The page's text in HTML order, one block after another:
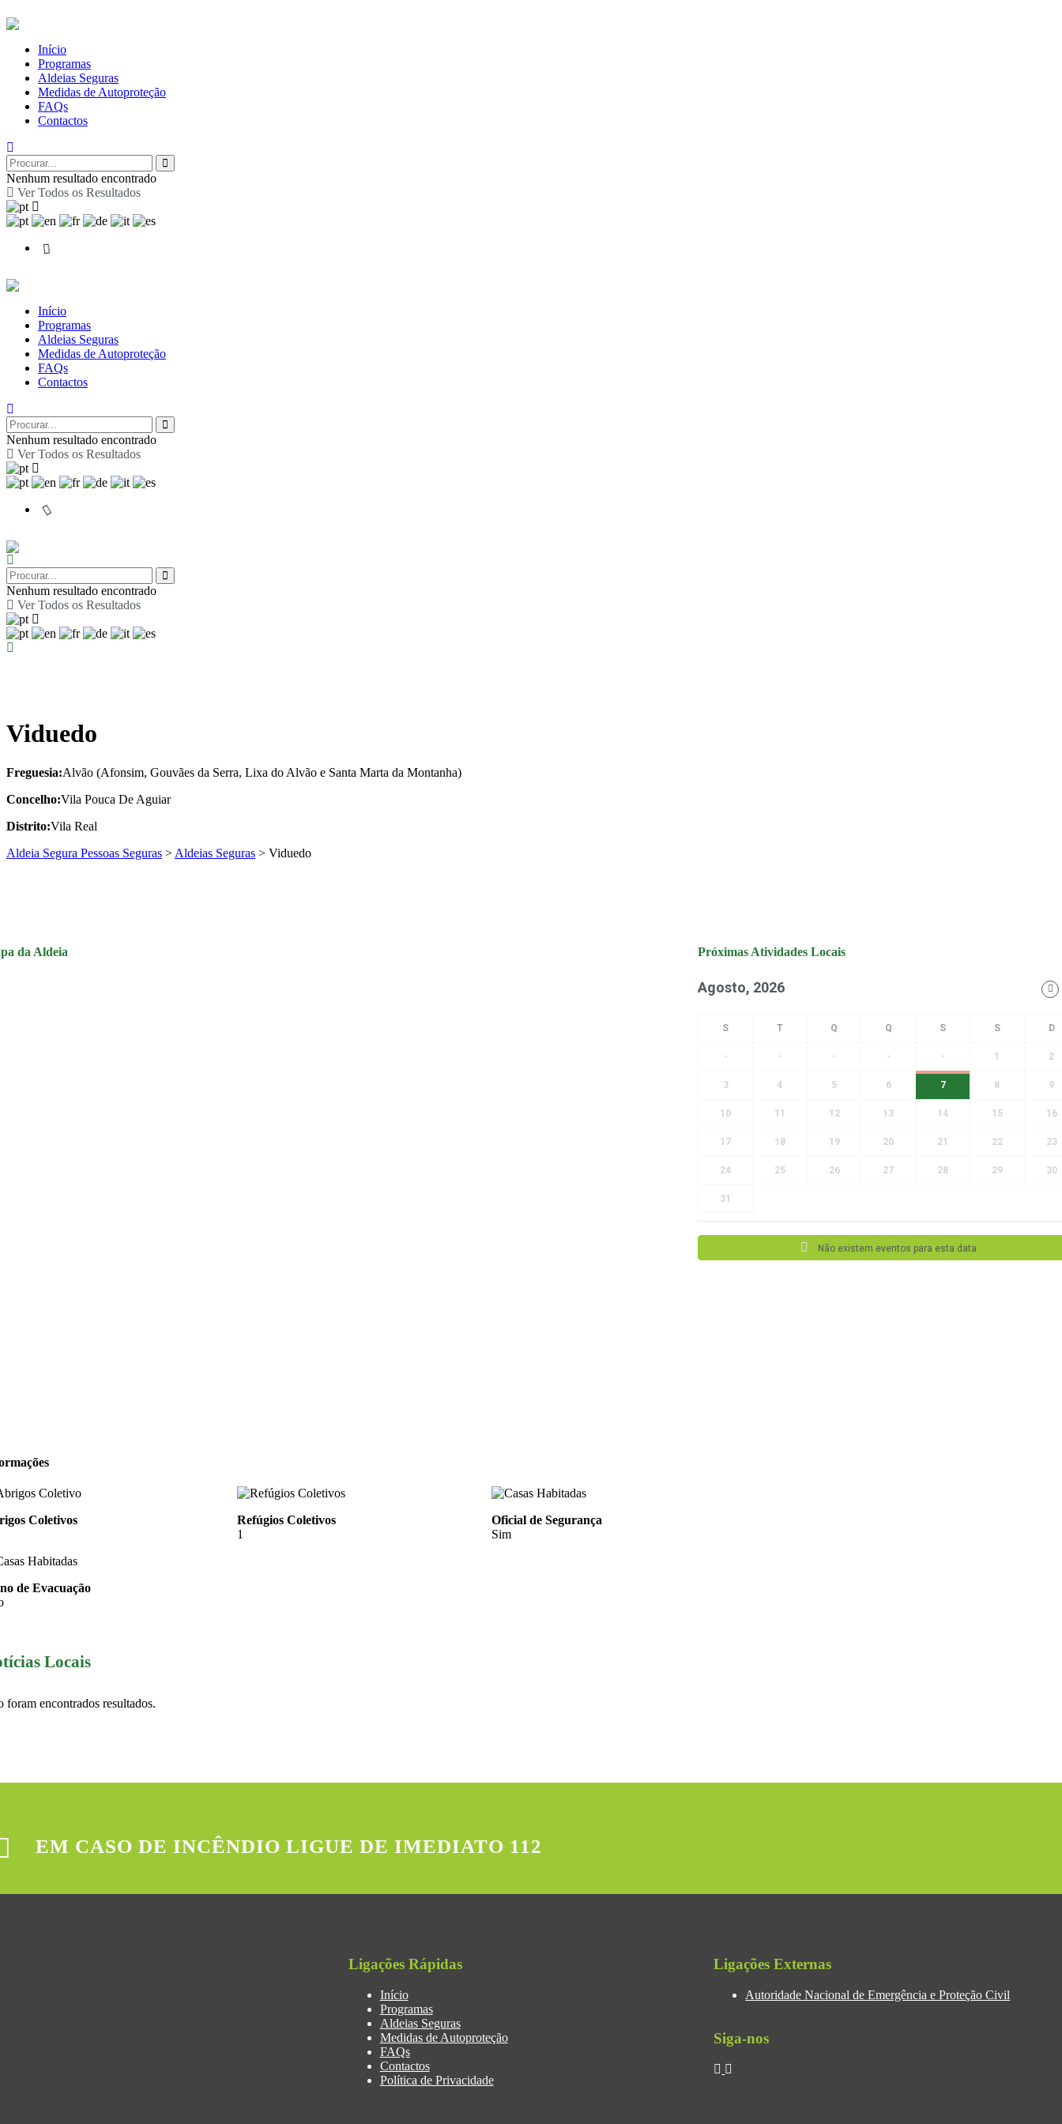
Início
Programas
Aldeias Seguras
Medidas de Autoproteção
FAQs
Contactos
Nenhum resultado encontrado
Ver Todos os Resultados
Início
Programas
Aldeias Seguras
Medidas de Autoproteção
FAQs
Contactos
Nenhum resultado encontrado
Ver Todos os Resultados
Nenhum resultado encontrado
Ver Todos os Resultados
Viduedo
Freguesia:Alvão (Afonsim, Gouvães da Serra, Lixa do Alvão e Santa Marta da Montanha)
Concelho:Vila Pouca De Aguiar
Distrito:Vila Real
Aldeia Segura Pessoas Seguras > Aldeias Seguras > Viduedo
da Aldeia
Coletivos
Refúgios Coletivos
1
Oficial de Segurança
Sim
de Evacuação
Locais
foram encontrados resultados.
Próximas Atividades Locais
Agosto, 2026
- - - - - 1 2
3 4 5 6 7 8 9
10 11 12 13 14 15 16
17 18 19 20 21 22 23
24 25 26 27 28 29 30
31
Não existem eventos para esta data
EM CASO DE INCÊNDIO LIGUE DE IMEDIATO 112
Ligações Rápidas
Início
Programas
Aldeias Seguras
Medidas de Autoproteção
FAQs
Contactos
Política de Privacidade
Ligações Externas
Autoridade Nacional de Emergência e Proteção Civil
Siga-nos